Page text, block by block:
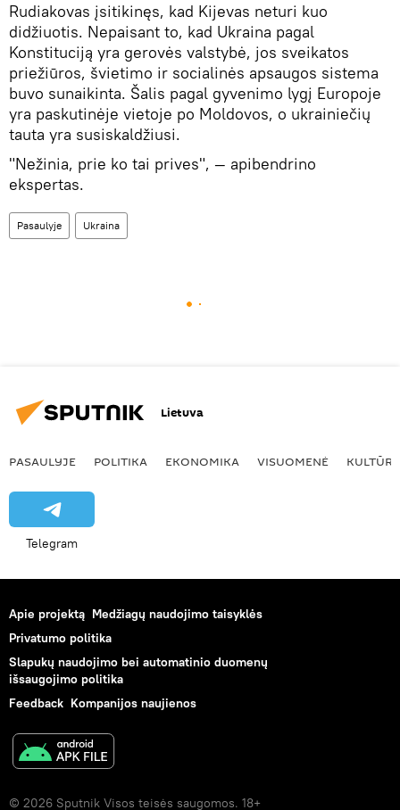
Rudiakovas įsitikinęs, kad Kijevas neturi kuo
didžiuotis. Nepaisant to, kad Ukraina pagal
Konstituciją yra gerovės valstybė, jos sveikatos
priežiūros, švietimo ir socialinės apsaugos sistema
buvo sunaikinta. Šalis pagal gyvenimo lygį Europoje
yra paskutinėje vietoje po Moldovos, o ukrainiečių
tauta yra susiskaldžiusi.
"Nežinia, prie ko tai prives", — apibendrino
ekspertas.
Pasaulyje Ukraina
Lietuva
PASAULYJE POLITIKA EKONOMIKA VISUOMENĖ KULTŪRA
Telegram
Apie projektą Medžiagų naudojimo taisyklės
Privatumo politika
Slapukų naudojimo bei automatinio duomenų
išsaugojimo politika
Feedback Kompanijos naujienos
© 2026 Sputnik Visos teisės saugomos. 18+